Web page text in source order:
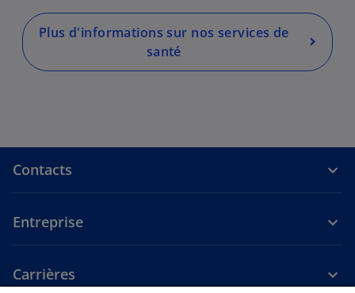
v
e
o
e
Plus d'informations sur nos services de
santé
Contacts
Entreprise
Carrières